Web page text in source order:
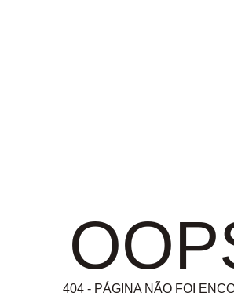
404 - PÁGINA NÃO FOI